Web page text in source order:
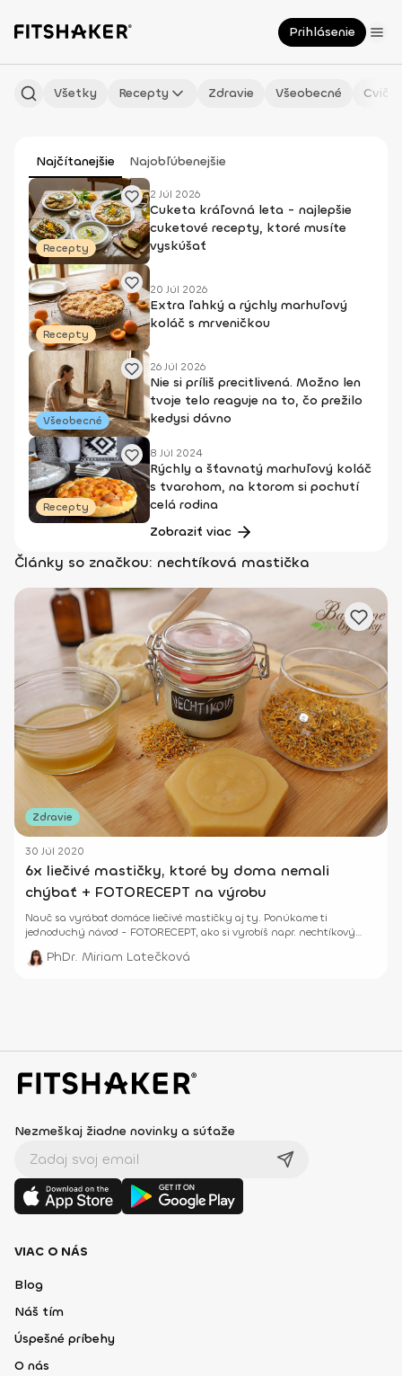
Prihlásenie
Všetky Recepty Zdravie Všeobecné
Najčítanejšie Najobľúbenejšie
Recepty
2 Júl 2026
Cuketa kráľovná leta - najlepšie
cuketové recepty, ktoré musíte
vyskúšať
Recepty
20 Júl 2026
Extra ľahký a rýchly marhuľový
koláč s mrveničkou
Všeobecné
26 Júl 2026
Nie si príliš precitlivená. Možno len
tvoje telo reaguje na to, čo prežilo
kedysi dávno
Recepty
8 Júl 2024
Rýchly a šťavnatý marhuľový koláč
s tvarohom, na ktorom si pochutí
celá rodina
Zobraziť viac
Články so značkou: nechtíková mastička
Zdravie
30 Júl 2020
6x liečivé mastičky, ktoré by doma nemali
chýbať + FOTORECEPT na výrobu
Nauč sa vyrábať domáce liečivé mastičky aj ty. Ponúkame ti
jednoduchý návod - FOTORECEPT, ako si vyrobíš napr. nechtíkový
krém.
PhDr. Miriam Latečková
Nezmeškaj žiadne novinky a súťaže
VIAC O NÁS
Blog
Náš tím
Úspešné príbehy
O nás